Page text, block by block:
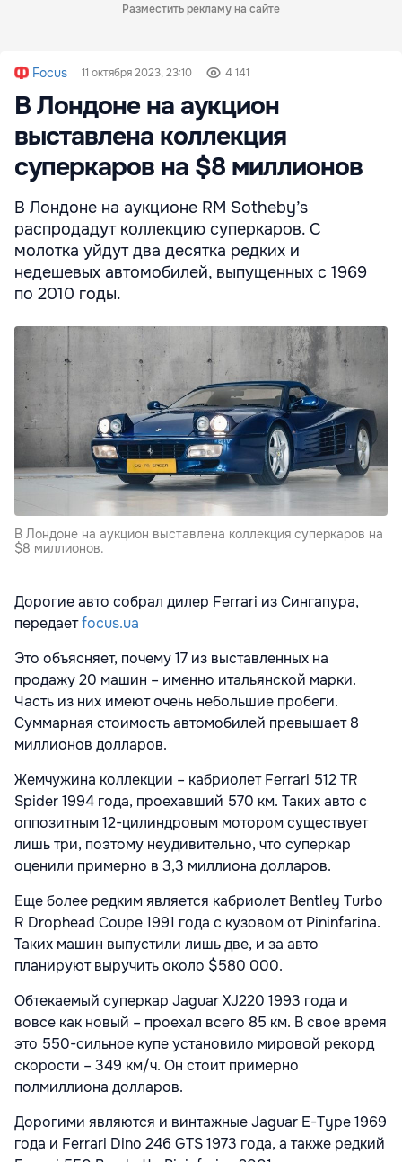
Разместить рекламу на сайте
Focus 11 октября 2023, 23:10 4 141
В Лондоне на аукцион
выставлена коллекция
суперкаров на $8 миллионов
В Лондоне на аукционе RM Sotheby’s
распродадут коллекцию суперкаров. С
молотка уйдут два десятка редких и
недешевых автомобилей, выпущенных с 1969
по 2010 годы.
В Лондоне на аукцион выставлена коллекция суперкаров на
$8 миллионов.
Дорогие авто собрал дилер Ferrari из Сингапура,
передаетfocus.ua
Это объясняет, почему 17 из выставленных на
продажу 20 машин – именно итальянской марки.
Часть из них имеют очень небольшие пробеги.
Суммарная стоимость автомобилей превышает 8
миллионов долларов.
Жемчужина коллекции – кабриолет Ferrari 512 TR
Spider 1994 года, проехавший 570 км. Таких авто с
оппозитным 12-цилиндровым мотором существует
лишь три, поэтому неудивительно, что суперкар
оценили примерно в 3,3 миллиона долларов.
Еще более редким является кабриолет Bentley Turbo
R Drophead Coupe 1991 года с кузовом от Pininfarina.
Таких машин выпустили лишь две, и за авто
планируют выручить около $580 000.
Обтекаемый суперкар Jaguar XJ220 1993 года и
вовсе как новый – проехал всего 85 км. В свое время
это 550-сильное купе установило мировой рекорд
скорости – 349 км/ч. Он стоит примерно
полмиллиона долларов.
Дорогими являются и винтажные Jaguar E-Type 1969
года и Ferrari Dino 246 GTS 1973 года, а также редкий